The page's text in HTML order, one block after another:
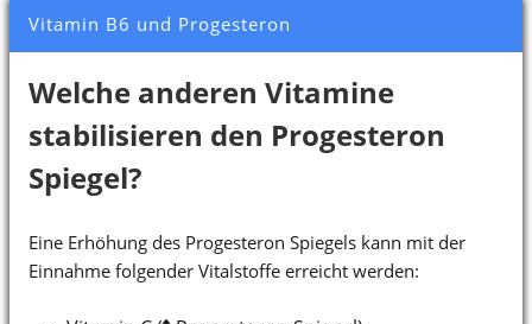
Vitamin B6 und Progesteron
Welche anderen Vitamine
stabilisieren den Progesteron
Spiegel?
Eine Erhöhung des Progesteron Spiegels kann mit der
Einnahme folgender Vitalstoffe erreicht werden: